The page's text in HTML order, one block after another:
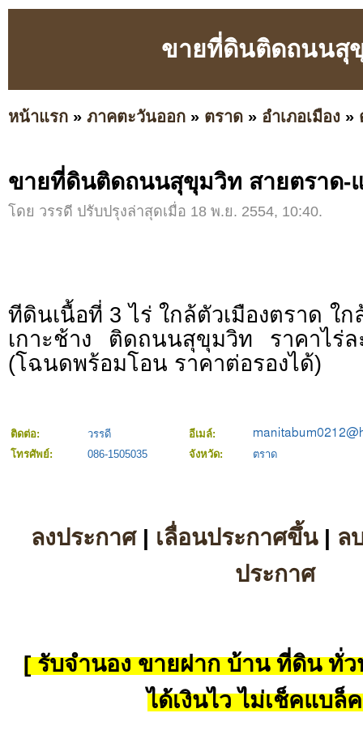
ขายที่ดินติดถนนสุ
หน้าแรก » ภาคตะวันออก » ตราด » อำเภอเมือง »
ขายที่ดินติดถนนสุขุมวิท สายตราด-
โดย วรรดี ปรับปรุงล่าสุดเมื่อ 18 พ.ย. 2554, 10:40.
ทีดินเนื้อที่ 3 ไร่ ใกล้ตัวเมืองตราด ใก
เกาะช้าง ติดถนนสุขุมวิท ราคาไร่
(โฉนดพร้อมโอน ราคาต่อรองได้)
ติดต่อ: วรรดี
อีเมล์:
โทรศัพย์:
086-1505035 จังหวัด: ตราด
ลงประกาศ| เลื่อนประกาศขึ้น| ล
ประกาศ
[ รับจำนอง ขายฝาก บ้าน ที่ดิน ทั่ว
ได้เงินไว ไม่เช็คแบล็